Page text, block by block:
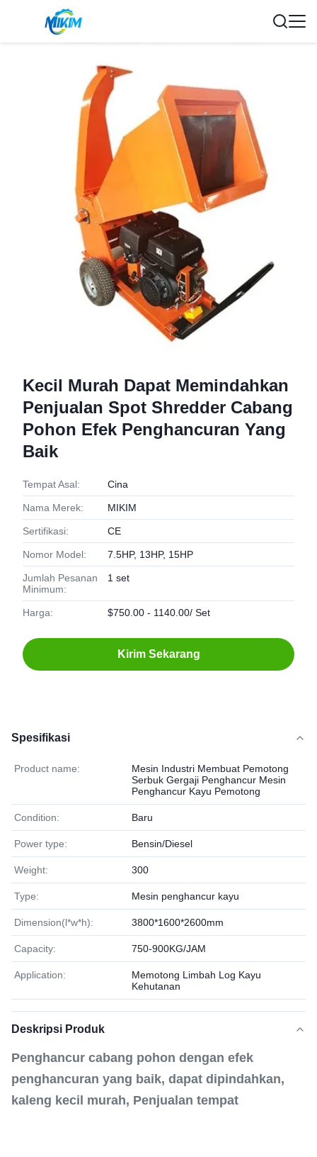
Kecil Murah Dapat Memindahkan
Penjualan Spot Shredder Cabang
Pohon Efek Penghancuran Yang
Baik
Tempat Asal: Cina
Nama Merek: MIKIM
Sertifikasi: CE
Nomor Model: 7.5HP, 13HP, 15HP
Jumlah Pesanan
Minimum:
1 set
Harga: $750.00 - 1140.00/ Set
Kirim Sekarang
Spesifikasi
Product name:
Mesin Industri Membuat Pemotong
Serbuk Gergaji Penghancur Mesin
Penghancur Kayu Pemotong
Condition: Baru
Power type: Bensin/Diesel
Weight: 300
Type: Mesin penghancur kayu
Dimension(l*w*h): 3800*1600*2600mm
Capacity: 750-900KG/JAM
Application:
Memotong Limbah Log Kayu
Kehutanan
Deskripsi Produk
Penghancur cabang pohon dengan efek
penghancuran yang baik, dapat dipindahkan,
kaleng kecil murah, Penjualan tempat